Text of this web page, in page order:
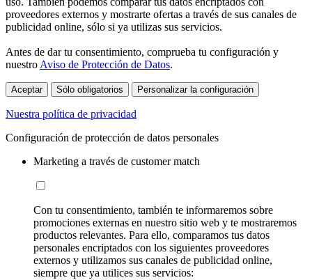
proveedores externos y mostrarte ofertas a través de sus canales de
publicidad online, sólo si ya utilizas sus servicios.
Antes de dar tu consentimiento, comprueba tu configuración y
nuestro Aviso de Protección de Datos.
Aceptar Sólo obligatorios Personalizar la configuración
Nuestra política de privacidad
Configuración de protección de datos personales
Marketing a través de customer match
Con tu consentimiento, también te informaremos sobre
promociones externas en nuestro sitio web y te mostraremos
productos relevantes. Para ello, comparamos tus datos
personales encriptados con los siguientes proveedores
externos y utilizamos sus canales de publicidad online,
siempre que ya utilices sus servicios: